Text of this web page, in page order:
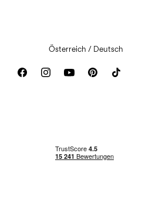
Österreich / Deutsch